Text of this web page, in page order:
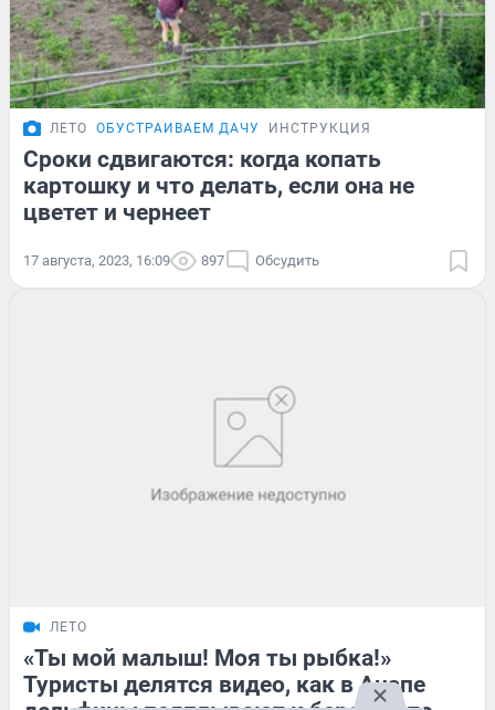
ЛЕТО ОБУСТРАИВАЕМ ДАЧУ ИНСТРУКЦИЯ
Сроки сдвигаются: когда копать
картошку и что делать, если она не
цветет и чернеет
17 августа, 2023, 16:09 897 Обсудить
ЛЕТО
«Ты мой малыш! Моя ты рыбка!»
Туристы делятся видео, как в Анапе